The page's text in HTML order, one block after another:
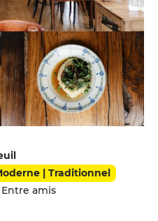
| Traditionnel
amis